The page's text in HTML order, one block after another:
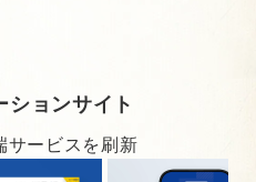
ョンサイト
サービスを刷新